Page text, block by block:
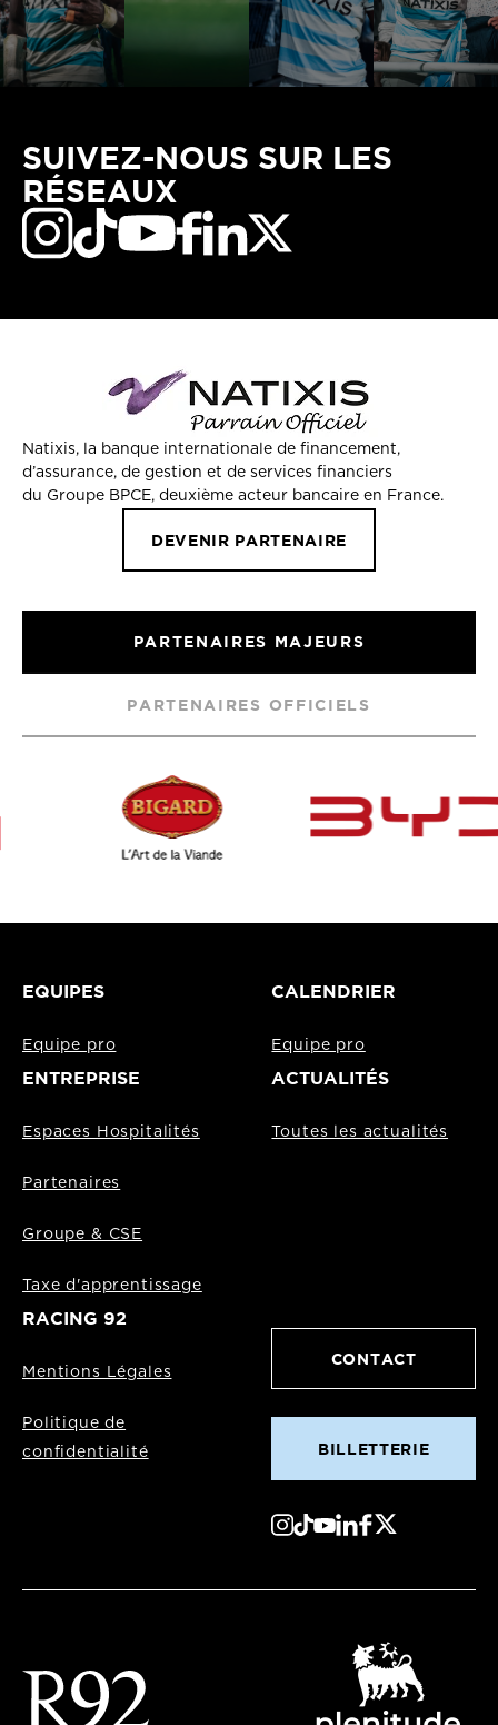
SUIVEZ-NOUS SUR LES
RÉSEAUX
Natixis, la banque internationale de financement,
d’assurance, de gestion et de services financiers
du Groupe BPCE, deuxième acteur bancaire en France.
DEVENIR PARTENAIRE
PARTENAIRES MAJEURS
PARTENAIRES OFFICIELS
EQUIPES
Equipe pro
CALENDRIER
Equipe pro
ENTREPRISE
Espaces Hospitalités
Partenaires
Groupe & CSE
Taxe d'apprentissage
ACTUALITÉS
Toutes les actualités
RACING 92
Mentions Légales
Politique de
confidentialité
CONTACT
BILLETTERIE